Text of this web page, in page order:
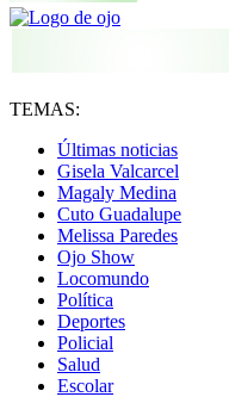
TEMAS:
Últimas noticias
Gisela Valcarcel
Magaly Medina
Cuto Guadalupe
Melissa Paredes
Ojo Show
Locomundo
Política
Deportes
Policial
Salud
Escolar